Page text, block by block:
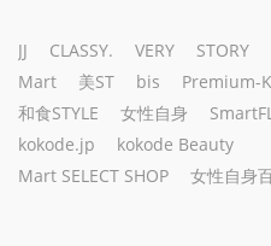
JJ CLASSY. VERY STORY
Mart
美ST bis
Premium-
和食STYLE
女性自身
kokode.jp
kokode Beauty
Mart SELECT SHOP
女性自身